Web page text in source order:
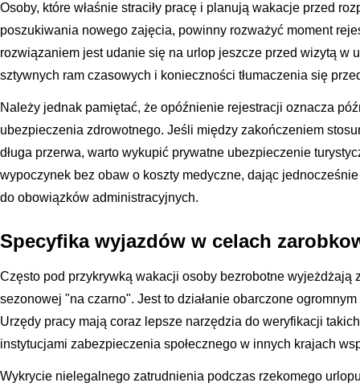
Osoby, które właśnie straciły pracę i planują wakacje przed
poszukiwania nowego zajęcia, powinny rozważyć moment
rozwiązaniem jest udanie się na urlop jeszcze przed wizytą w
sztywnych ram czasowych i konieczności tłumaczenia się
Należy jednak pamiętać, że opóźnienie rejestracji oznacza
ubezpieczenia zdrowotnego. Jeśli między zakończeniem
długa przerwa, warto wykupić prywatne ubezpieczenie
wypoczynek bez obaw o koszty medyczne, dając
do obowiązków administracyjnych.
Specyfika wyjazdów w celach
Często pod przykrywką wakacji osoby bezrobotne wyjeżdżają
sezonowej "na czarno". Jest to działanie obarczone
Urzędy pracy mają coraz lepsze narzędzia do weryfikacji
instytucjami zabezpieczenia społecznego w innych krajach
Wykrycie nielegalnego zatrudnienia podczas rzekomego